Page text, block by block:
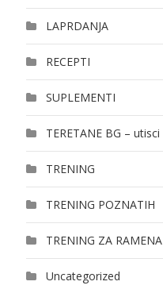
LAPRDANJA
RECEPTI
SUPLEMENTI
TERETANE BG – utisci
TRENING
TRENING POZNATIH
TRENING ZA RAMENA
Uncategorized